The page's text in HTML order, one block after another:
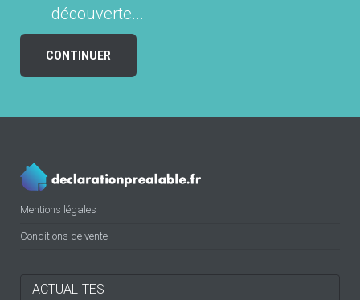
découverte...
CONTINUER
Mentions légales
Conditions de vente
ACTUALITES